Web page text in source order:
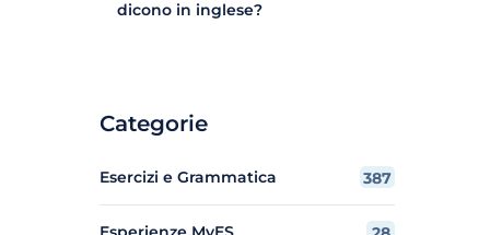
dicono in inglese?
Categorie
Esercizi e Grammatica 387